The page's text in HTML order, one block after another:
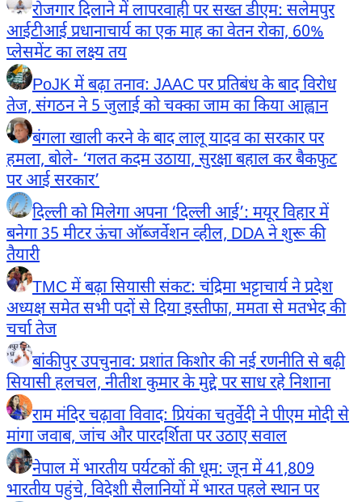
रोजगार दिलाने में लापरवाही पर सख्त डीएम: सलेमपुर
आईटीआई प्रधानाचार्य का एक माह का वेतन रोका, 60%
प्लेसमेंट का लक्ष्य तय
PoJK में बढ़ा तनाव: JAAC पर प्रतिबंध के बाद विरोध
तेज, संगठन ने 5 जुलाई को चक्का जाम का किया आह्वान
बंगला खाली करने के बाद लालू यादव का सरकार पर
हमला, बोले- ‘गलत कदम उठाया, सुरक्षा बहाल कर बैकफुट
पर आई सरकार’
दिल्ली को मिलेगा अपना ‘दिल्ली आई’: मयूर विहार में
बनेगा 35 मीटर ऊंचा ऑब्जर्वेशन व्हील, DDA ने शुरू की
तैयारी
TMC में बढ़ा सियासी संकट: चंद्रिमा भट्टाचार्य ने प्रदेश
अध्यक्ष समेत सभी पदों से दिया इस्तीफा, ममता से मतभेद की
चर्चा तेज
बांकीपुर उपचुनाव: प्रशांत किशोर की नई रणनीति से बढ़ी
सियासी हलचल, नीतीश कुमार के मुद्दे पर साध रहे निशाना
राम मंदिर चढ़ावा विवाद: प्रियंका चतुर्वेदी ने पीएम मोदी से
मांगा जवाब, जांच और पारदर्शिता पर उठाए सवाल
नेपाल में भारतीय पर्यटकों की धूम: जून में 41,809
भारतीय पहुंचे, विदेशी सैलानियों में भारत पहले स्थान पर